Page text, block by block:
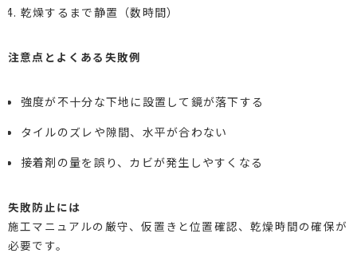
乾燥するまで静置（数時間）
注意点とよくある失敗例
強度が不十分な下地に設置して鏡が落下する
タイルのズレや隙間、水平が合わない
接着剤の量を誤り、カビが発生しやすくなる
失敗防止には
施工マニュアルの厳守、仮置きと位置確認、乾燥時間の確保が
必要です。